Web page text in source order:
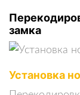
замка
Установка